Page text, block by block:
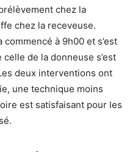
chez la
chez la receveuse.
commencé à 9h00 et s’est
de la donneuse s’est
deux interventions ont
une technique moins
est satisfaisant pour les